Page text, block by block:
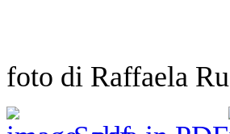
foto di Raffaela